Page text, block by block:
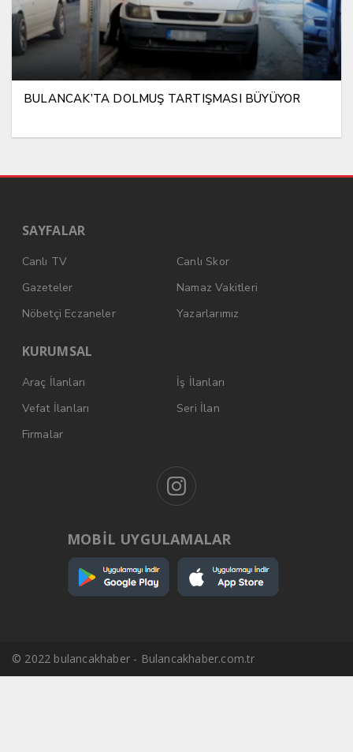
BULANCAK’TA DOLMUŞ TARTIŞMASI BÜYÜYOR
SAYFALAR
Canlı TV
Canlı Skor
Gazeteler
Namaz Vakitleri
Nöbetçi Eczaneler
Yazarlarımız
KURUMSAL
Araç İlanları
İş İlanları
Vefat İlanları
Seri İlan
Firmalar
MOBİL UYGULAMALAR
© 2022 bulancakhaber - Bulancakhaber.com.tr